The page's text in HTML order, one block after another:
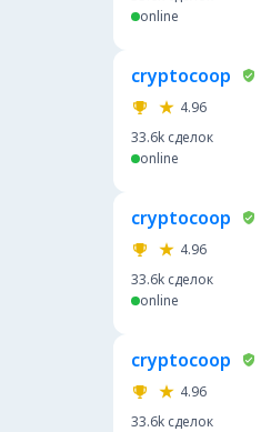
online
cryptocoop
4.96
33.6k сделок
online
cryptocoop
4.96
33.6k сделок
online
cryptocoop
4.96
33.6k сделок